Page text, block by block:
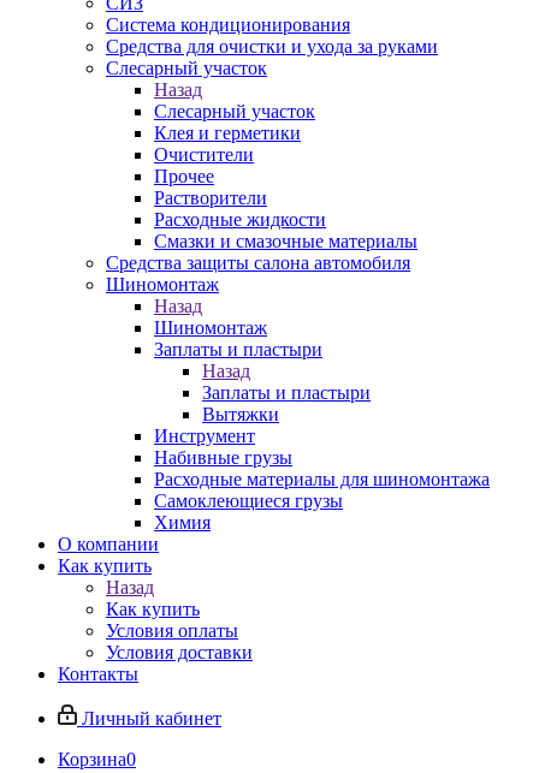
Система кондиционирования
Средства для очистки и ухода за руками
Слесарный участок
Назад
Слесарный участок
Клея и герметики
Очистители
Прочее
Растворители
Расходные жидкости
Смазки и смазочные материалы
Средства защиты салона автомобиля
Шиномонтаж
Назад
Шиномонтаж
Заплаты и пластыри
Назад
Заплаты и пластыри
Вытяжки
Инструмент
Набивные грузы
Расходные материалы для шиномонтажа
Самоклеющиеся грузы
Химия
О компании
Как купить
Назад
Как купить
Условия оплаты
Условия доставки
Контакты
Личный кабинет
Корзина0